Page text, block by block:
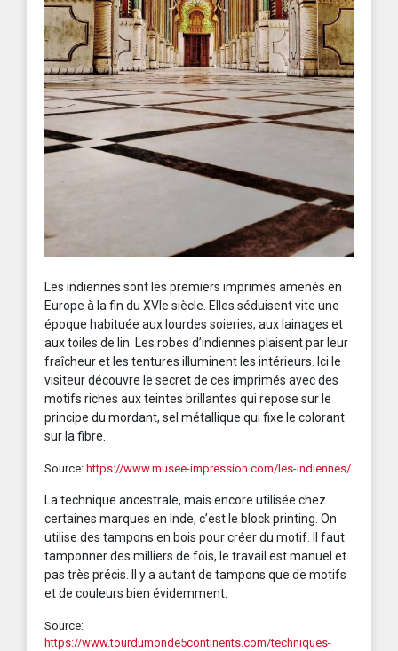
Les indiennes sont les premiers imprimés amenés en
Europe à la fin du XVIe siècle. Elles séduisent vite une
époque habituée aux lourdes soieries, aux lainages et
aux toiles de lin. Les robes d’indiennes plaisent par leur
fraîcheur et les tentures illuminent les intérieurs. Ici le
visiteur découvre le secret de ces imprimés avec des
motifs riches aux teintes brillantes qui repose sur le
principe du mordant, sel métallique qui fixe le colorant
sur la fibre.
Source: https://www.musee-impression.com/les-indiennes/
La technique ancestrale, mais encore utilisée chez
certaines marques en Inde, c’est le block printing. On
utilise des tampons en bois pour créer du motif. Il faut
tamponner des milliers de fois, le travail est manuel et
pas très précis. Il y a autant de tampons que de motifs
et de couleurs bien évidemment.
Source:
https://www.tourdumonde5continents.com/techniques-